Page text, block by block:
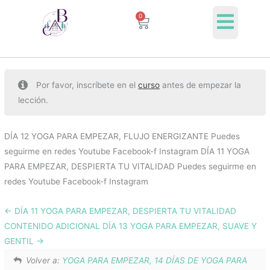
0
Cart
Por favor, inscríbete en elcurso antes de empezar la
lección.
DÍA 12 YOGA PARA EMPEZAR, FLUJO ENERGIZANTE Puedes
seguirme en redes Youtube Facebook-f Instagram DÍA 11 YOGA
PARA EMPEZAR, DESPIERTA TU VITALIDAD Puedes seguirme en
redes Youtube Facebook-f Instagram
DÍA 11 YOGA PARA EMPEZAR, DESPIERTA TU VITALIDAD
CONTENIDO ADICIONAL DÍA 13 YOGA PARA EMPEZAR, SUAVE Y
GENTIL
Volver a: YOGA PARA EMPEZAR, 14 DÍAS DE YOGA PARA